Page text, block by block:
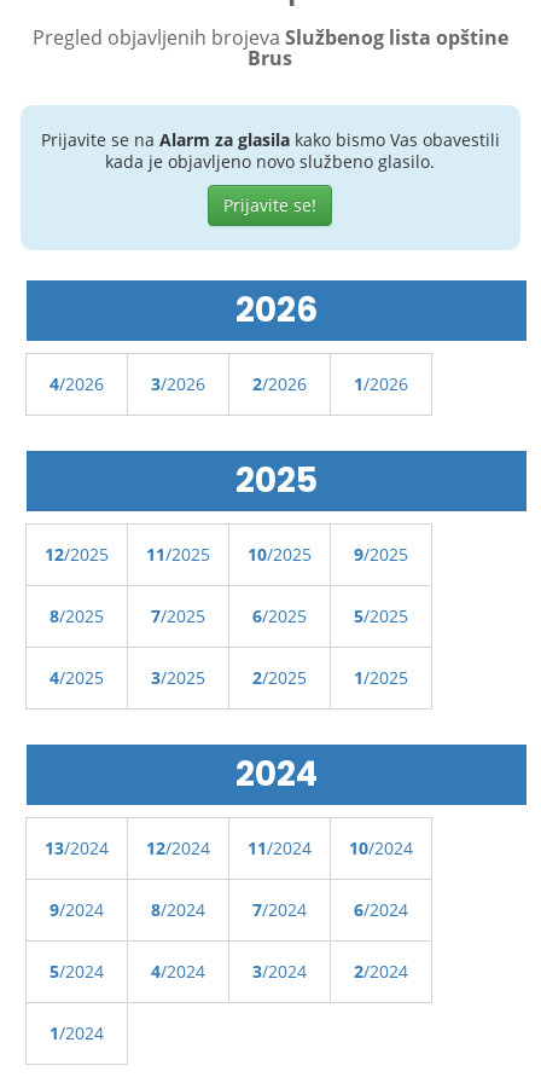
Pregled objavljenih brojeva Službenog lista opštine
Brus
Prijavite se na Alarm za glasilakako bismo Vas obavestili
kada je objavljeno novo službeno glasilo.
Prijavite se!
2026
4/2026 3/2026 2/2026 1/2026
2025
12/2025 11/2025 10/2025 9/2025
8/2025 7/2025 6/2025 5/2025
4/2025 3/2025 2/2025 1/2025
2024
13/2024 12/2024 11/2024 10/2024
9/2024 8/2024 7/2024 6/2024
5/2024 4/2024 3/2024 2/2024
1/2024